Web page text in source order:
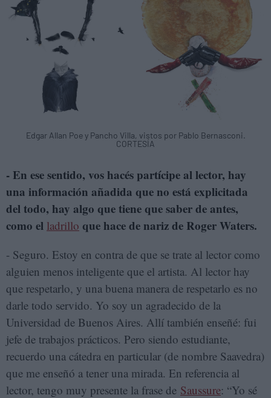
Edgar Allan Poe y Pancho Villa, vistos por Pablo Bernasconi.
CORTESÍA
- En ese sentido, vos hacés partícipe al lector, hay
una información añadida que no está explicitada
del todo, hay algo que tiene que saber de antes,
como el ladrillo que hace de nariz de Roger Waters.
- Seguro. Estoy en contra de que se trate al lector como
alguien menos inteligente que el artista. Al lector hay
que respetarlo, y una buena manera de respetarlo es no
darle todo servido. Yo soy un agradecido de la
Universidad de Buenos Aires. Allí también enseñé: fui
jefe de trabajos prácticos. Pero siendo estudiante,
recuerdo una cátedra en particular (de nombre Saavedra)
que me enseñó a tener una mirada. En referencia al
lector, tengo muy presente la frase de Saussure: “Yo sé